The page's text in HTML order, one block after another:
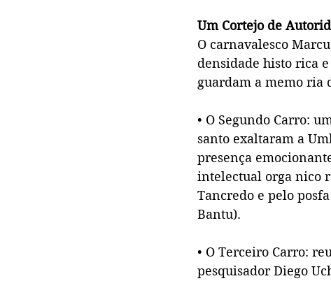
Um Cortejo de
O carnavalesco
densidade histo rica
guardam a memo ria
• O Segundo Carro:
santo exaltaram a
presença
intelectual orga nico
Tancredo e pelo
Bantu).
• O Terceiro Carro:
pesquisador Diego